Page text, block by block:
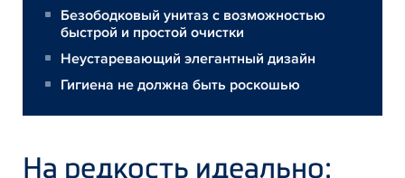
Безободковый унитаз с возможностью
быстрой и простой очистки
Неустаревающий элегантный дизайн
Гигиена не должна быть роскошью
На редкость идеально: